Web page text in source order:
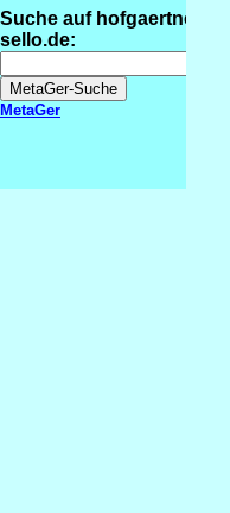
Suche auf hofgaertner-
sello.de:
MetaGer